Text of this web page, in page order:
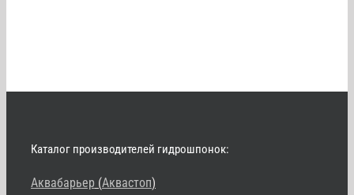
Каталог производителей гидрошпонок:
Аквабарьер (Аквастоп)